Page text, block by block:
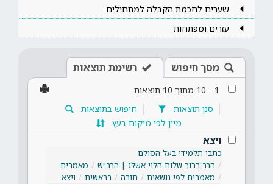
שערים לחכמת הקבלה למתחילים
עזרים ומפתחות
מסך חיפוש רשימת תוצאות
1
-
10 מתוך 10 תוצאות
סנן תוצאות
חיפוש בתוצאות
מיין לפי מיקום בעץ
ויצא
כתבי תלמידי בעל הסולם
הרב ברוך שלום הלוי אשלג | הרב"ש
מאמרים
מאמרים לפי נושאים
תורה בראשית ויצא